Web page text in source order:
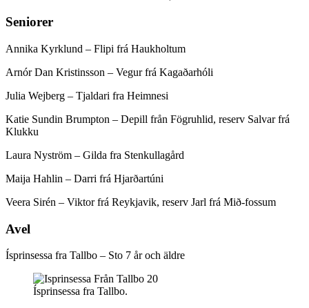
Seniorer
Annika Kyrklund – Flipi frá Haukholtum
Arnór Dan Kristinsson – Vegur frá Kagaðarhóli
Julia Wejberg – Tjaldari fra Heimnesi
Katie Sundin Brumpton – Depill från Fögruhlid, reserv Salvar frá
Klukku
Laura Nyström – Gilda fra Stenkullagård
Maija Hahlin – Darri frá Hjarðartúni
Veera Sirén – Viktor frá Reykjavik, reserv Jarl frá Mið-fossum
Avel
Ísprinsessa fra Tallbo – Sto 7 år och äldre
Ísprinsessa fra Tallbo.